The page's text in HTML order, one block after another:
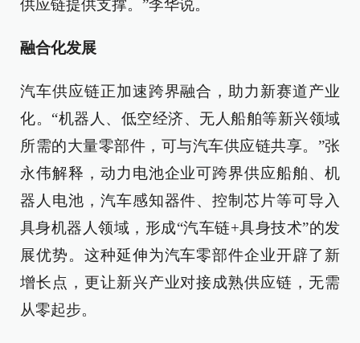
供应链提供支撑。”李华说。
融合化发展
汽车供应链正加速跨界融合，助力新赛道产业
化。“机器人、低空经济、无人船舶等新兴领域
所需的大量零部件，可与汽车供应链共享。”张
永伟解释，动力电池企业可跨界供应船舶、机
器人电池，汽车感知器件、控制芯片等可导入
具身机器人领域，形成“汽车链+具身技术”的发
展优势。这种延伸为汽车零部件企业开辟了新
增长点，更让新兴产业对接成熟供应链，无需
从零起步。